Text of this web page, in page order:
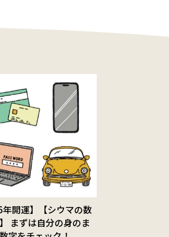
開運】【シウマの数
まずは自分の身のま